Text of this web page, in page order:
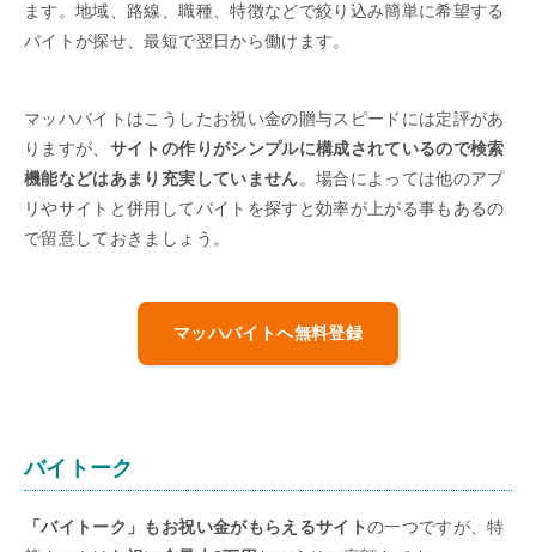
ます。地域、路線、職種、特徴などで絞り込み簡単に希望する
バイトが探せ、最短で翌日から働けます。
マッハバイトはこうしたお祝い金の贈与スピードには定評があ
りますが、 サイトの作りがシンプルに構成されているので検索
機能などはあまり充実していません。場合によっては他のアプ
リやサイトと併用してバイトを探すと効率が上がる事もあるの
で留意しておきましょう。
マッハバイトへ無料登録
バイトーク
「バイトーク」もお祝い金がもらえるサイトの一つですが、特